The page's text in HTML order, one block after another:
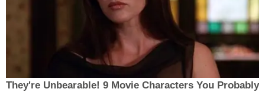
They're Unbearable! 9 Movie Characters You Probably